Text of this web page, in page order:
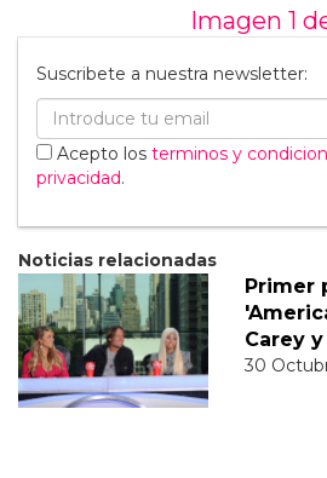
Imagen 1
Suscribete a nuestra newsletter:
Acepto los terminos y
privacidad.
Noticias relacionadas
Primer
Carey
30